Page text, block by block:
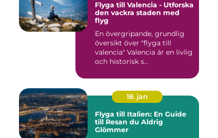
Flyga till Valencia - Utforska
den vackra staden med
flyg
En övergripande, grundlig
översikt över "flyga till
valencia" Valencia är en livlig
och historisk s...
18. jan
Flyga till Italien: En Guide
till Resan du Aldrig
Glömmer